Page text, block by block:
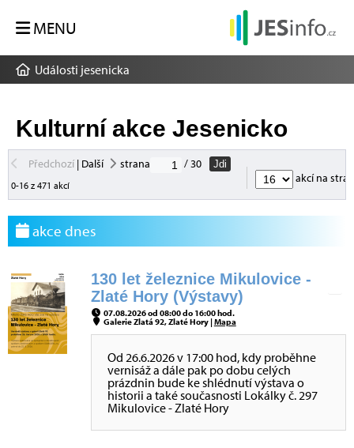
MENU
Události jesenicka
Kulturní akce Jesenicko
Předchozí| Další strana / 30
Jdi
0-16 z 471 akcí
akcí na
akce dnes
130 let železnice Mikulovice -
Zlaté Hory (Výstavy)
07.08.2026 od 08:00 do 16:00 hod.
Galerie Zlatá 92, Zlaté Hory |Mapa
Od 26.6.2026 v 17:00 hod, kdy proběhne
vernisáž a dále pak po dobu celých
prázdnin bude ke shlédnutí výstava o
historii a také současnosti Lokálky č. 297
Mikulovice - Zlaté Hory